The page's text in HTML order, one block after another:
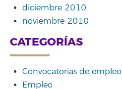
diciembre 2010
noviembre 2010
CATEGORÍAS
Convocatorias de empleo
Empleo